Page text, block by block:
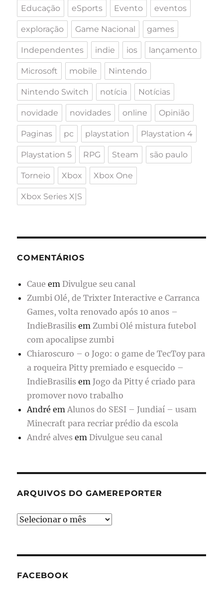
Educação eSports Evento eventos
exploração Game Nacional games
Independentes indie ios lançamento
Microsoft mobile Nintendo
Nintendo Switch notícia Notícias
novidade novidades online Opinião
Paginas pc playstation Playstation 4
Playstation 5 RPG Steam são paulo
Torneio Xbox Xbox One
Xbox Series X|S
COMENTÁRIOS
Caue em Divulgue seu canal
Zumbi Olé, de Trixter Interactive e Carranca
Games, volta renovado após 10 anos –
IndieBrasilis em Zumbi Olé mistura futebol
com apocalipse zumbi
Chiaroscuro – o Jogo: o game de TecToy para
a roqueira Pitty premiado e esquecido –
IndieBrasilis em Jogo da Pitty é criado para
promover novo trabalho
André em Alunos do SESI – Jundiaí – usam
Minecraft para recriar prédio da escola
André alves em Divulgue seu canal
ARQUIVOS DO GAMEREPORTER
Arquivos
FACEBOOK